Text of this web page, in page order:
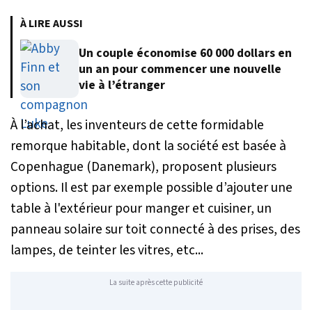
À LIRE AUSSI
Un couple économise 60 000 dollars en
un an pour commencer une nouvelle
vie à l’étranger
À l’achat, les inventeurs de cette formidable
remorque habitable, dont la société est basée à
Copenhague (Danemark), proposent plusieurs
options. Il est par exemple possible d’ajouter une
table à l'extérieur pour manger et cuisiner, un
panneau solaire sur toit connecté à des prises, des
lampes, de teinter les vitres, etc...
La suite après cette publicité